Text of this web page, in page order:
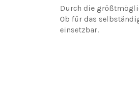
Durch die
Ob für das
einsetzbar.